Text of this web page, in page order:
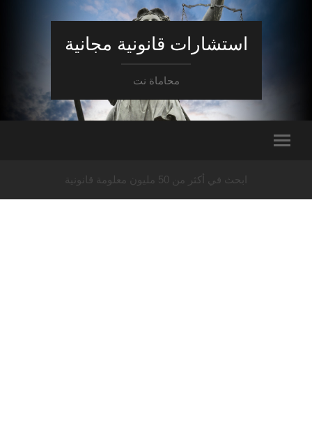
استشارات قانونية مجانية
محاماة نت
ابحث في أكثر من 50 مليون معلومة قانونية